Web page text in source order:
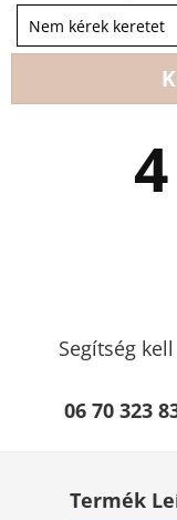
Segítség
06 70 323
Termék